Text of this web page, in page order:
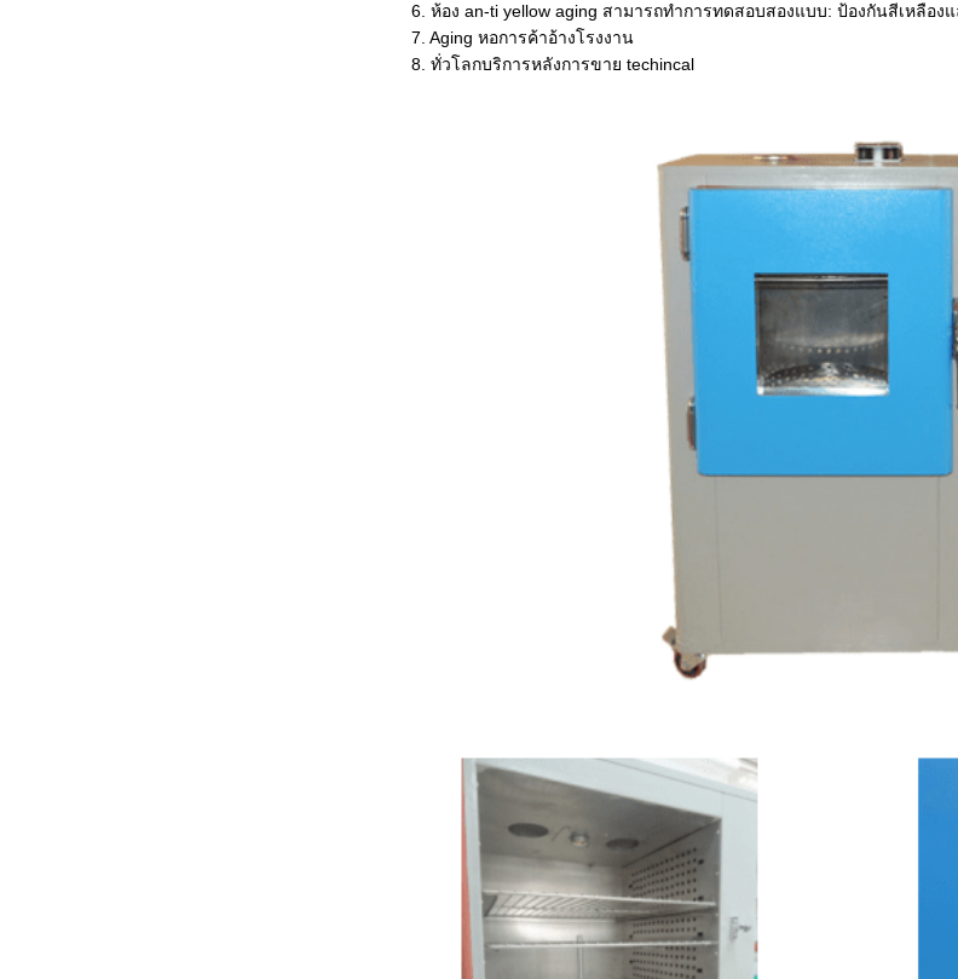
6. ห้อง an-ti yellow aging สามารถทำการทดสอบสองแบบ: ป้องกันสีเหลือง
7. Aging หอการค้าอ้างโรงงาน
8. ทั่วโลกบริการหลังการขาย techincal